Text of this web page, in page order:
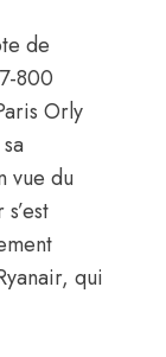
de
800
Orly
vue du
qui